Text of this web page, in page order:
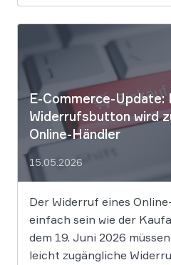
bewirbt, die Preise in
selbst verlangt hat. Das
E-Commerce-Update:
Widerrufsbutton wird
Online-Händler
15.05.2026
Der Widerruf eines
einfach sein wie der
dem 19. Juni 2026
leicht zugängliche